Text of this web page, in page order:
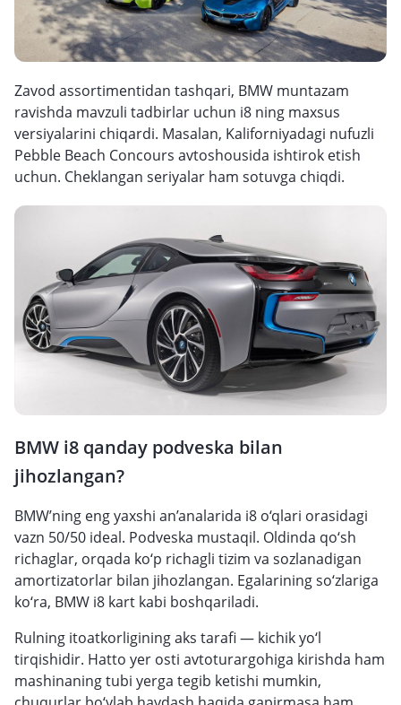
Zavod assortimentidan tashqari, BMW muntazam
ravishda mavzuli tadbirlar uchun i8 ning maxsus
versiyalarini chiqardi. Masalan, Kaliforniyadagi nufuzli
Pebble Beach Concours avtoshousida ishtirok etish
uchun. Cheklangan seriyalar ham sotuvga chiqdi.
BMW i8 qanday podveska bilan
jihozlangan?
BMW’ning eng yaxshi an’analarida i8 o‘qlari orasidagi
vazn 50/50 ideal. Podveska mustaqil. Oldinda qo‘sh
richaglar, orqada ko‘p richagli tizim va sozlanadigan
amortizatorlar bilan jihozlangan. Egalarining so‘zlariga
ko‘ra, BMW i8 kart kabi boshqariladi.
Rulning itoatkorligining aks tarafi — kichik yo‘l
tirqishidir. Hatto yer osti avtoturargohiga kirishda ham
mashinaning tubi yerga tegib ketishi mumkin,